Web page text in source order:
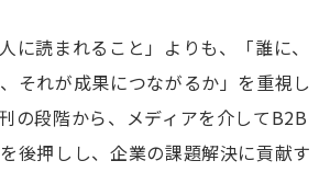
に読まれること」よりも、「誰に、
それが成果につながるか」を重視し
の段階から、メディアを介してB2B
後押しし、企業の課題解決に貢献す